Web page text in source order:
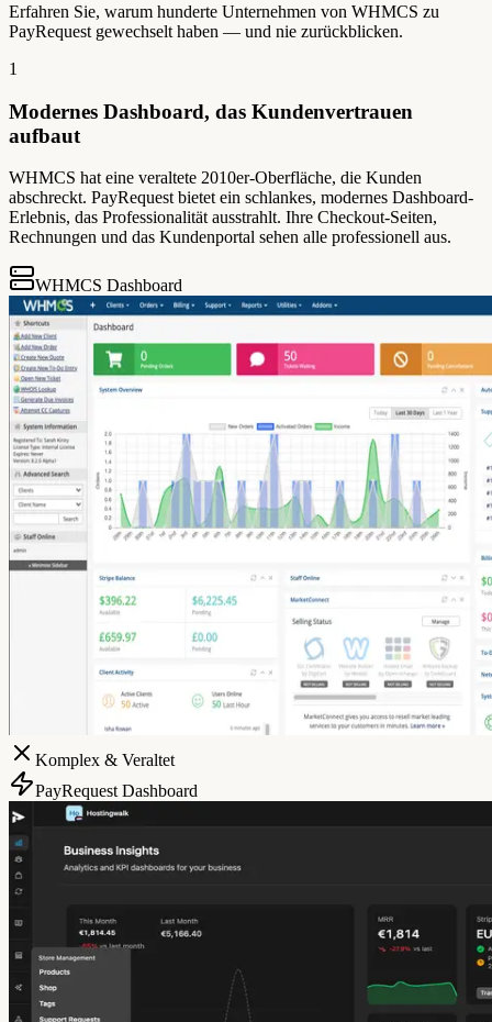
Erfahren Sie, warum hunderte Unternehmen von WHMCS zu
PayRequest gewechselt haben — und nie zurückblicken.
1
Modernes Dashboard, das Kundenvertrauen
aufbaut
WHMCS hat eine veraltete 2010er-Oberfläche, die Kunden
abschreckt. PayRequest bietet ein schlankes, modernes Dashboard-
Erlebnis, das Professionalität ausstrahlt. Ihre Checkout-Seiten,
Rechnungen und das Kundenportal sehen alle professionell aus.
WHMCS Dashboard
Komplex & Veraltet
PayRequest Dashboard